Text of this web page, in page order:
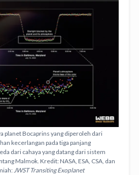
planet Bocaprins yang diperoleh dari
kecerlangan pada tiga panjang
dari cahaya yang datang dari sistem
Malmok. Kredit: NASA, ESA, CSA, dan
JWST Transiting Exoplanet